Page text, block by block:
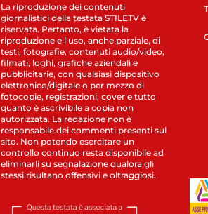
La riproduzione dei contenuti
giornalistici della testata STILETV è
riservata. Pertanto, è vietata la
riproduzione e l’uso, anche parziale, di
testi, fotografie, contenuti audio/video,
filmati, loghi, grafiche aziendali e
pubblicitarie, con qualsiasi dispositivo
elettronico/digitale o per mezzo di
fotocopie, registrazioni, cover e tutto
quanto è ascrivibile a copia non
autorizzata. La redazione non è
responsabile dei commenti presenti sul
sito. Non potendo esercitare un
controllo continuo resta disponibile ad
eliminarli su segnalazione qualora gli
stessi risultano offensivi e oltraggiosi.